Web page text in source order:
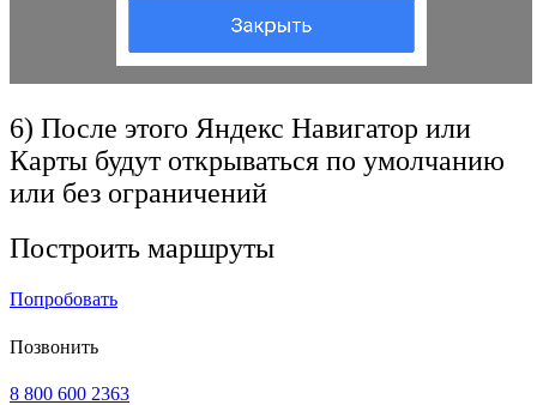
6) После этого Яндекс Навигатор или
Карты будут открываться по умолчанию
или без ограничений
Построить маршруты
Попробовать
Позвонить
8 800 600 2363